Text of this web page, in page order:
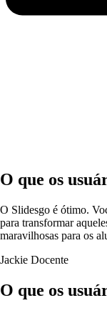
O que os
O Slidesgo é ótimo.
para transformar
maravilhosas para os
Jackie Docente
O que os